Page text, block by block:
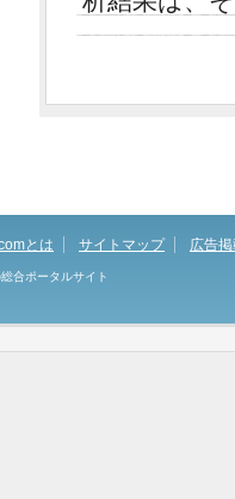
とは サイトマップ 広告
合ポータルサイト